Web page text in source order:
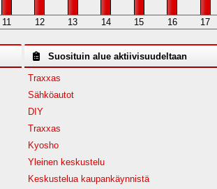
11 12 13 14 15 16 17
Suosituin alue aktiivisuudeltaan
Traxxas
Sähköautot
DIY
Traxxas
Kyosho
Yleinen keskustelu
Keskustelua kaupankäynnistä